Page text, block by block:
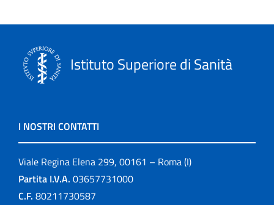
Istituto Superiore di Sanità
I NOSTRI CONTATTI
Viale Regina Elena 299, 00161 – Roma (I)
Partita I.V.A. 03657731000
C.F. 80211730587